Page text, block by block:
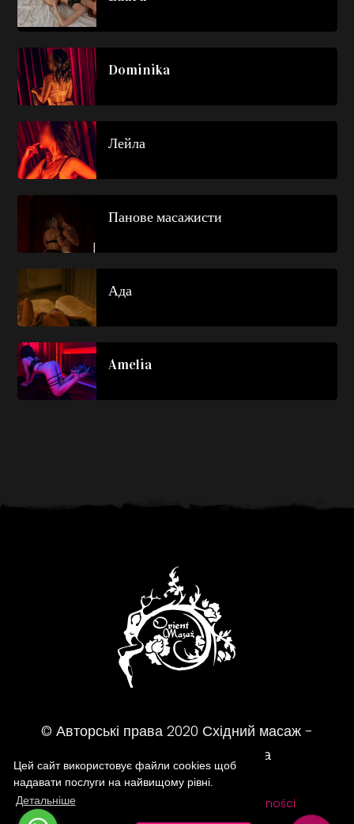
Цей сайт використовує файли cookies щоб
надавати послуги на найвищому рівні.
Детальніше
Dominika
Лейла
Панове масажисти
Ада
Amelia
© Авторські права 2020 Східний масаж -
Масажний салон - Варшава
FAQ Polityka prywatności